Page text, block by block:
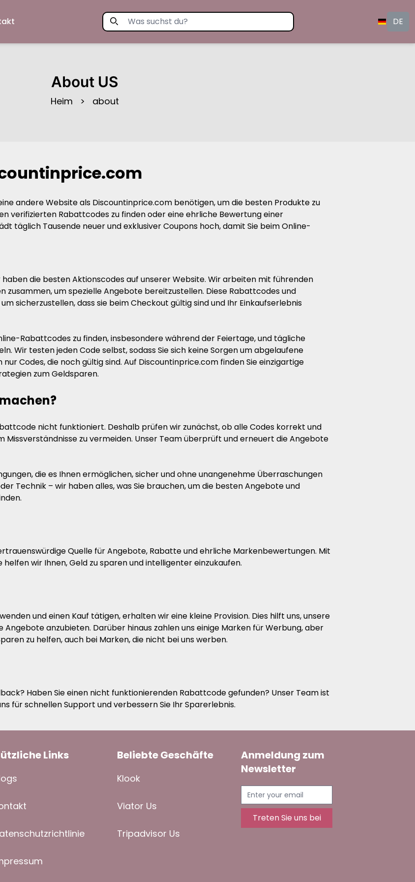
DE
About US
Heim > about
andere Website als Discountinprice.com benötigen, um die besten Produkte zu
verifizierten Rabattcodes zu finden oder eine ehrliche Bewertung einer
täglich Tausende neuer und exklusiver Coupons hoch, damit Sie beim Online-
haben die besten Aktionscodes auf unserer Website. Wir arbeiten mit führenden
zusammen, um spezielle Angebote bereitzustellen. Diese Rabattcodes und
sicherzustellen, dass sie beim Checkout gültig sind und Ihr Einkaufserlebnis
Rabattcodes zu finden, insbesondere während der Feiertage, und tägliche
Wir testen jeden Code selbst, sodass Sie sich keine Sorgen um abgelaufene
Codes, die noch gültig sind. Auf Discountinprice.com finden Sie einzigartige
zum Geldsparen.
nicht funktioniert. Deshalb prüfen wir zunächst, ob alle Codes korrekt und
Missverständnisse zu vermeiden. Unser Team überprüft und erneuert die Angebote
die es Ihnen ermöglichen, sicher und ohne unangenehme Überraschungen
Technik – wir haben alles, was Sie brauchen, um die besten Angebote und
Quelle für Angebote, Rabatte und ehrliche Markenbewertungen. Mit
wir Ihnen, Geld zu sparen und intelligenter einzukaufen.
und einen Kauf tätigen, erhalten wir eine kleine Provision. Dies hilft uns, unsere
anzubieten. Darüber hinaus zahlen uns einige Marken für Werbung, aber
zu helfen, auch bei Marken, die nicht bei uns werben.
Haben Sie einen nicht funktionierenden Rabattcode gefunden? Unser Team ist
für schnellen Support und verbessern Sie Ihr Sparerlebnis.
Links Beliebte Geschäfte
Klook
Viator Us
Tripadvisor Us
Anmeldung zum
Newsletter
Treten Sie uns bei